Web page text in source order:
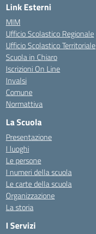
Link Esterni
MIM
Ufficio Scolastico Regionale
Ufficio Scolastico Territoriale
Scuola in Chiaro
Iscrizioni On Line
Invalsi
Comune
Normattiva
La Scuola
Presentazione
I luoghi
Le persone
I numeri della scuola
Le carte della scuola
Organizzazione
La storia
I Servizi